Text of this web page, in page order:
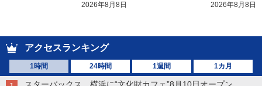
2026年8月8日 2026年8月8日
アクセスランキング
1時間 24時間 1週間 1カ月